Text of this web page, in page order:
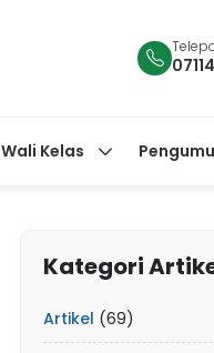
Wali Kelas
Kategori
Artikel (69)